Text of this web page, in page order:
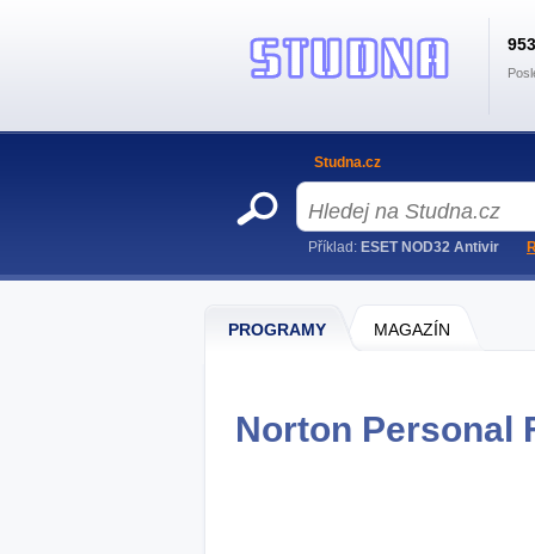
PROGRAMY MAGAZÍN
Norton Personal
Studna.cz
Příklad: ESET NOD32 Antivir